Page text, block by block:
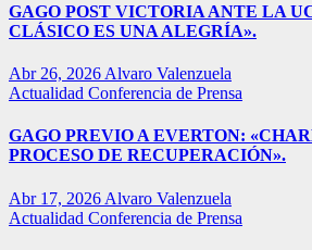
GAGO POST VICTORIA ANTE LA
CLÁSICO ES UNA ALEGRÍA».
Abr 26, 2026 Alvaro Valenzuela
Actualidad Conferencia de Prensa
GAGO PREVIO A EVERTON:
PROCESO DE RECUPERACIÓN».
Abr 17, 2026 Alvaro Valenzuela
Actualidad Conferencia de Prensa